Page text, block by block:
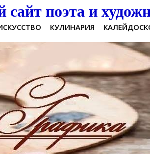
поэта и
КУЛИНАРИЯ